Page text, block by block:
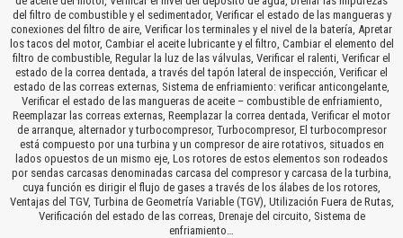
del filtro de combustible y el sedimentador, Verificar el estado de las mangueras y
conexiones del filtro de aire, Verificar los terminales y el nivel de la batería, Apretar
los tacos del motor, Cambiar el aceite lubricante y el filtro, Cambiar el elemento del
filtro de combustible, Regular la luz de las válvulas, Verificar el ralenti, Verificar el
estado de la correa dentada, a través del tapón lateral de inspección, Verificar el
estado de las correas externas, Sistema de enfriamiento: verificar anticongelante,
Verificar el estado de las mangueras de aceite – combustible de enfriamiento,
Reemplazar las correas externas, Reemplazar la correa dentada, Verificar el motor
de arranque, alternador y turbocompresor, Turbocompresor, El turbocompresor
está compuesto por una turbina y un compresor de aire rotativos, situados en
lados opuestos de un mismo eje, Los rotores de estos elementos son rodeados
por sendas carcasas denominadas carcasa del compresor y carcasa de la turbina,
cuya función es dirigir el flujo de gases a través de los álabes de los rotores,
Ventajas del TGV, Turbina de Geometría Variable (TGV), Utilización Fuera de Rutas,
Verificación del estado de las correas, Drenaje del circuito, Sistema de
enfriamiento…